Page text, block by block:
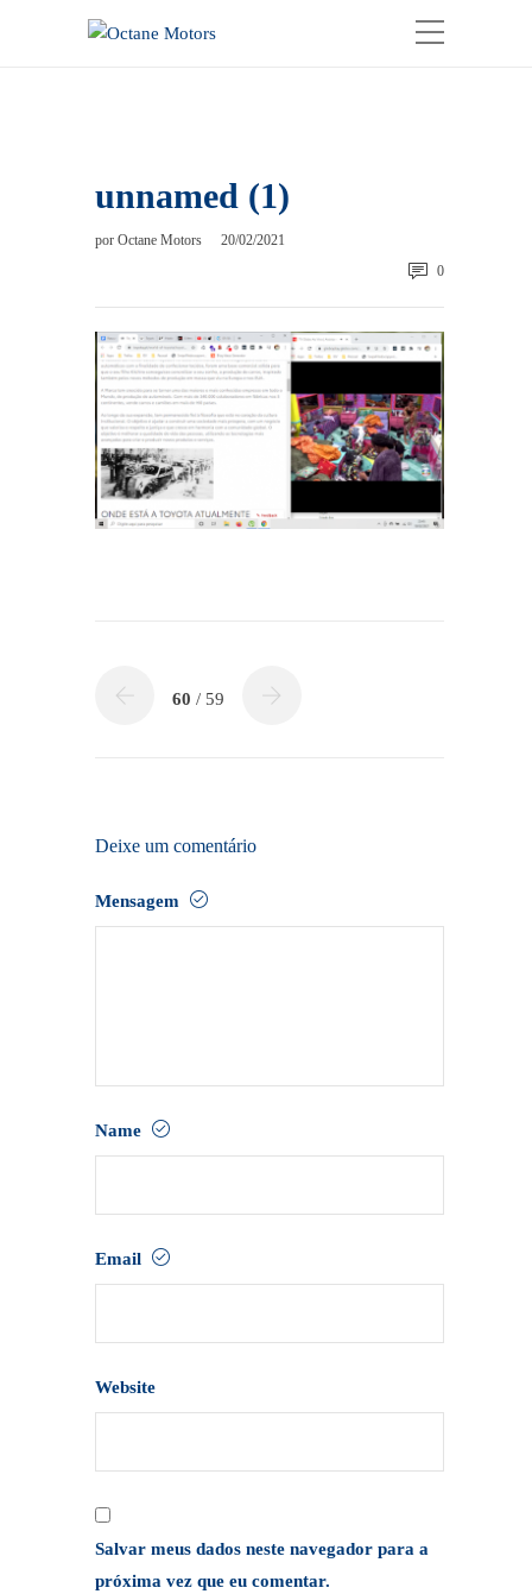
unnamed (1)
por Octane Motors
20/02/2021
0
60 / 59
Deixe um comentário
Mensagem
Name
Email
Website
Salvar meus dados neste navegador para a
próxima vez que eu comentar.